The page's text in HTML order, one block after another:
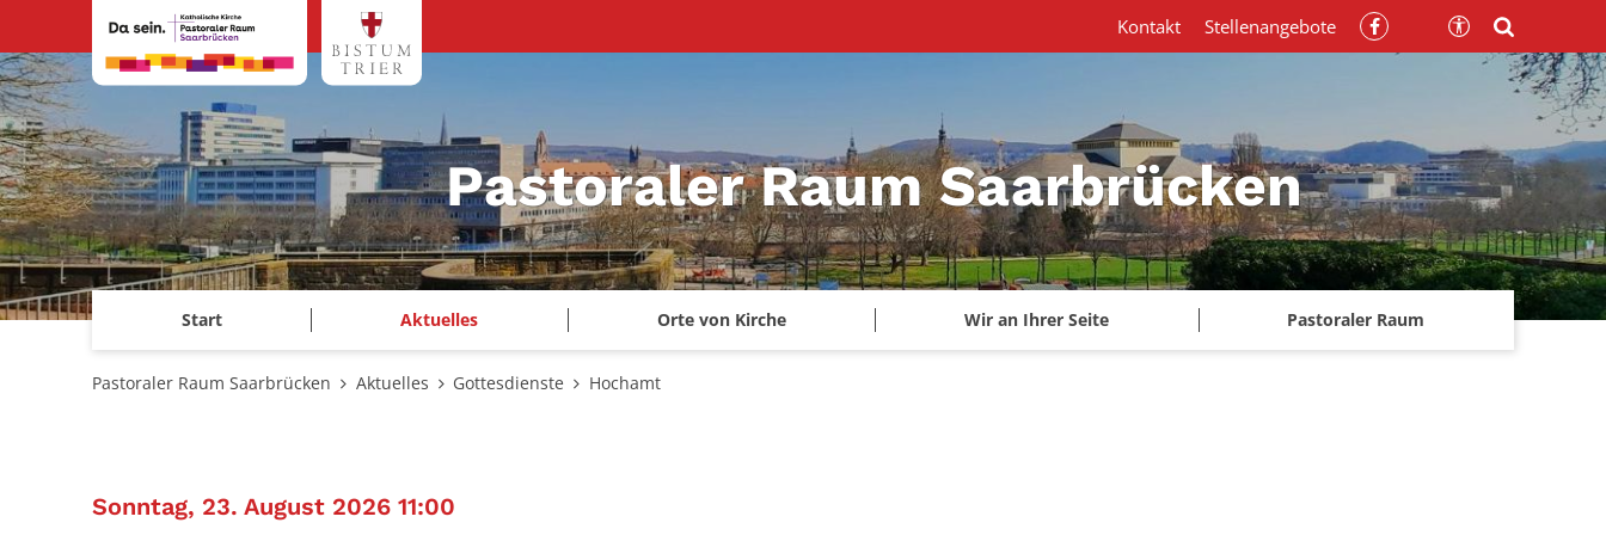
Zum Inhalt springen
Pastoraler Raum Saarbrücken
Start Aktuelles Orte von Kirche Wir an Ihrer Seite Pastoraler Raum
Kontakt Stellenangebote
Pastoraler Raum Saarbrücken Aktuelles Gottesdienste Hochamt
Sonntag, 23. August 2026 11:00